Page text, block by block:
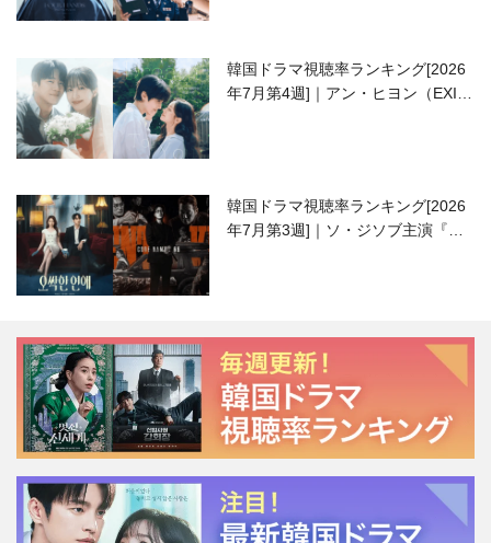
韓国ドラマ視聴率ランキング[2026
年7月第4週]｜アン・ヒヨン（EXID
韓国ドラマ視聴率ランキング[2026
年7月第3週]｜ソ・ジソブ主演『エ